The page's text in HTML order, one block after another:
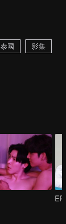
泰國 影集